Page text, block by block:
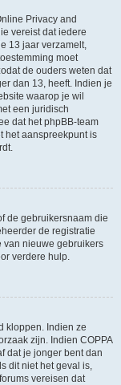
Privacy and
vereist dat iedere
13 jaar verzamelt,
moet
de ouders weten dat
dan 13, heeft. Indien je
waarop je wil
een juridisch
dat het phpBB-team
het aanspreekpunt is
de gebruikersnaam die
de registratie
van nieuwe gebruikers
verdere hulp.
kloppen. Indien ze
zijn. Indien COPPA
dat je jonger bent dan
dit niet het geval is,
vereisen dat